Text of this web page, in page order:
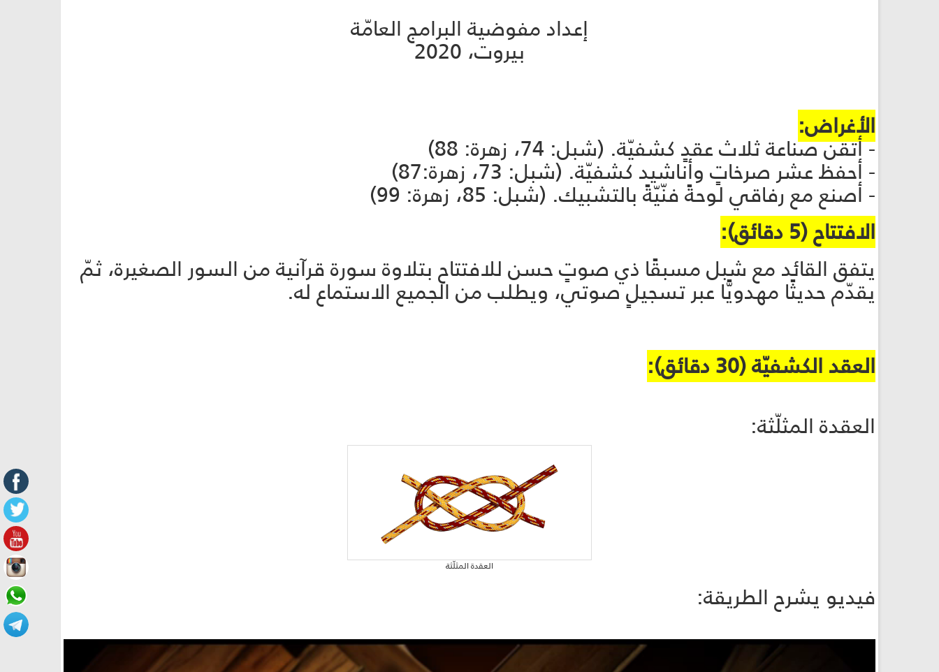
إعداد مفوضية البرامج العامّة
بيروت، 2020
الأغراض:
- أتقن صناعة ثلاث عقدٍ كشفيّة. (شبل: 74، زهرة: 88)
- أحفظ عشر صرخاتٍ وأناشيد كشفيّة. (شبل: 73، زهرة:87)
- أصنع مع رفاقي لوحةً فنّيّةً بالتشبيك. (شبل: 85، زهرة: 99)
الافتتاح (5 دقائق):
يتفق القائد مع شبل مسبقًا ذي صوتٍ حسن للافتتاح بتلاوة سورة قرآنية من السور الصغيرة، ثمّ
يقدّم حديثًا مهدويًّا عبر تسجيلٍ صوتي، ويطلب من الجميع الاستماع له.
العقد الكشفيّة (30 دقائق):
العقدة المثلّثة:
العقدة المثلّثة
فيديو يشرح الطريقة: